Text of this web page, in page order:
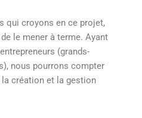
qui croyons en ce projet,
le mener à terme. Ayant
(grands-
nous pourrons compter
création et la gestion